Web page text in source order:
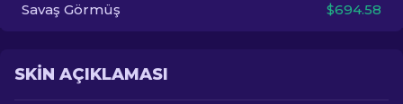
Savaş Görmüş $694.58
SKIN AÇIKLAMASI